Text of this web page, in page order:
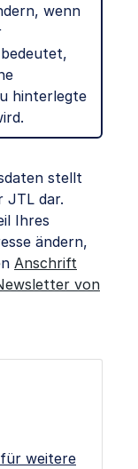
wenn
hinterlegte
stellt
JTL dar.
Ihres
ändern,
Anschrift
von
weitere